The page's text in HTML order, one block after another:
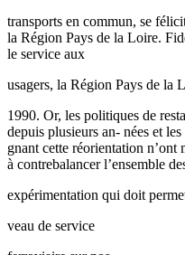
transports en commun, se
la Région Pays de la Loire.
le service aux
usagers, la Région Pays de la
1990. Or, les politiques de
depuis plusieurs an- nées et
gnant cette réorientation n’ont
à contrebalancer l’ensemble
expérimentation qui doit
veau de service